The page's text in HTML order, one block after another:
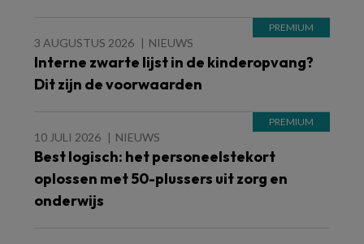
3 AUGUSTUS 2026 NIEUWS
Interne zwarte lijst in de kinderopvang?
Dit zijn de voorwaarden
10 JULI 2026 NIEUWS
Best logisch: het personeelstekort
oplossen met 50-plussers uit zorg en
onderwijs